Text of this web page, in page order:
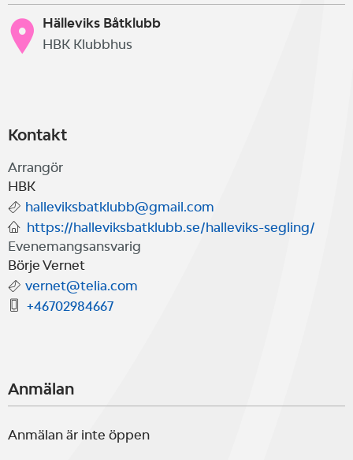
Hälleviks Båtklubb
HBK Klubbhus
Kontakt
Arrangör
HBK
halleviksbatklubb@gmail.com
https://halleviksbatklubb.se/halleviks-segling/
Evenemangsansvarig
Börje Vernet
vernet@telia.com
+46702984667
Anmälan
Anmälan är inte öppen